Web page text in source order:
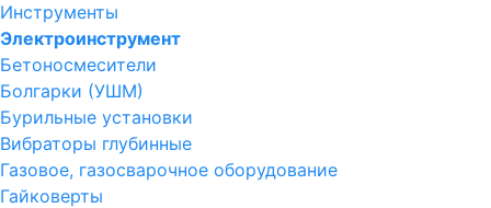
Инструменты
Электроинструмент
Бетоносмесители
Болгарки (УШМ)
Бурильные установки
Вибраторы глубинные
Газовое, газосварочное оборудование
Гайковерты